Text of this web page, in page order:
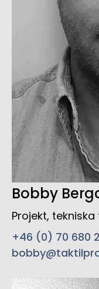
Bobby
Projekt,
+46 (0) 70 680